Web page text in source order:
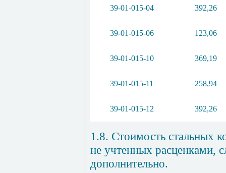
39-01-015-04 392,26
39-01-015-06 123,06
39-01-015-10 369,19
39-01-015-11 258,94
39-01-015-12 392,26
1.8. Стоимость стальных
не учтенных расценками,
дополнительно.